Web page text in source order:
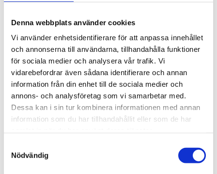
Denna webbplats använder cookies
Vi använder enhetsidentifierare för att anpassa innehållet
och annonserna till användarna, tillhandahålla funktioner
för sociala medier och analysera vår trafik. Vi
vidarebefordrar även sådana identifierare och annan
information från din enhet till de sociala medier och
annons- och analysföretag som vi samarbetar med.
Dessa kan i sin tur kombinera informationen med annan
information som du har tillhandahållit eller som de har
Nödvändig
7 920,00KR
Antal